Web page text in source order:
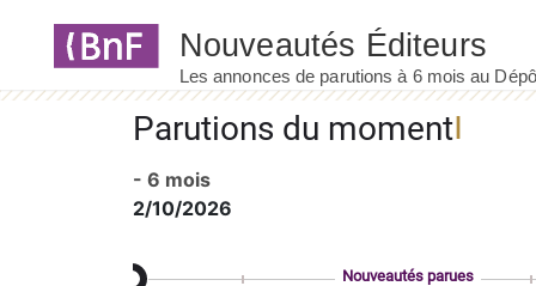
Parutions du moment
- 6 mois
2/10/2026
Nouveautés parues